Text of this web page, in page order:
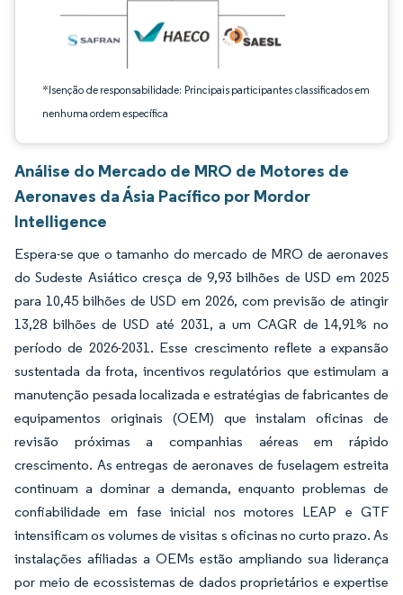
*Isenção de responsabilidade: Principais participantes classificados em
nenhuma ordem específica
Análise do Mercado de MRO de Motores de
Aeronaves da Ásia Pacífico por Mordor
Intelligence
Espera-se que o tamanho do mercado de MRO de aeronaves
do Sudeste Asiático cresça de 9,93 bilhões de USD em 2025
para 10,45 bilhões de USD em 2026, com previsão de atingir
13,28 bilhões de USD até 2031, a um CAGR de 14,91% no
período de 2026-2031. Esse crescimento reflete a expansão
sustentada da frota, incentivos regulatórios que estimulam a
manutenção pesada localizada e estratégias de fabricantes de
equipamentos originais (OEM) que instalam oficinas de
revisão próximas a companhias aéreas em rápido
crescimento. As entregas de aeronaves de fuselagem estreita
continuam a dominar a demanda, enquanto problemas de
confiabilidade em fase inicial nos motores LEAP e GTF
intensificam os volumes de visitas s oficinas no curto prazo. As
instalações afiliadas a OEMs estão ampliando sua liderança
por meio de ecossistemas de dados proprietários e expertise